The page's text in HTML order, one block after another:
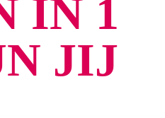
IN 1
JIJ